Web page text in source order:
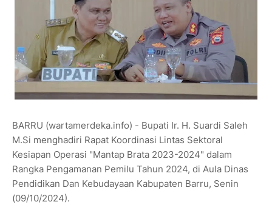
BARRU (wartamerdeka.info) - Bupati Ir. H. Suardi Saleh
M.Si menghadiri Rapat Koordinasi Lintas Sektoral
Kesiapan Operasi "Mantap Brata 2023-2024" dalam
Rangka Pengamanan Pemilu Tahun 2024, di Aula Dinas
Pendidikan Dan Kebudayaan Kabupaten Barru, Senin
(09/10/2024).